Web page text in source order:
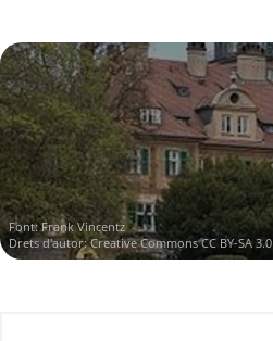
Font:Frank Vincentz
Drets d'autor:Creative Commons CC BY-SA 3.0